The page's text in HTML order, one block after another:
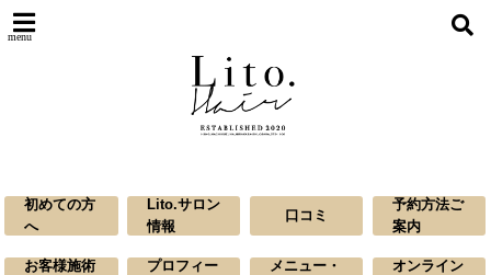
menu
初めての方
へ
Lito.サロン
情報
口コミ
予約方法ご
案内
お客様施術
プロフィー
メニュー・
オンライン